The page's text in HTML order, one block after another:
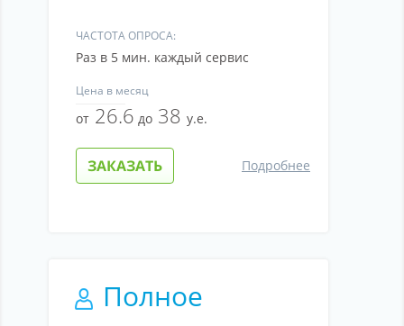
ЧАСТОТА ОПРОСА:
Раз в 5 мин. каждый сервис
Цена в месяц
от 26.6 до 38 у.е.
ЗАКАЗАТЬ Подробнее
Полное